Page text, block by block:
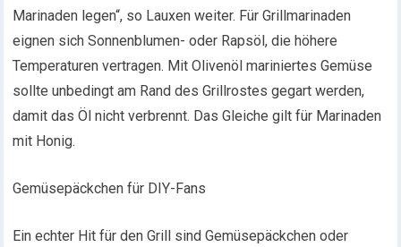
Marinaden legen“, so Lauxen weiter. Für Grillmarinaden
eignen sich Sonnenblumen- oder Rapsöl, die höhere
Temperaturen vertragen. Mit Olivenöl mariniertes Gemüse
sollte unbedingt am Rand des Grillrostes gegart werden,
damit das Öl nicht verbrennt. Das Gleiche gilt für Marinaden
mit Honig.
Gemüsepäckchen für DIY-Fans
Ein echter Hit für den Grill sind Gemüsepäckchen oder